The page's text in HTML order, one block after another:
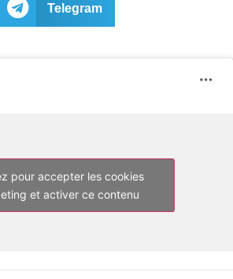
Telegram
pour accepter les cookies
et activer ce contenu